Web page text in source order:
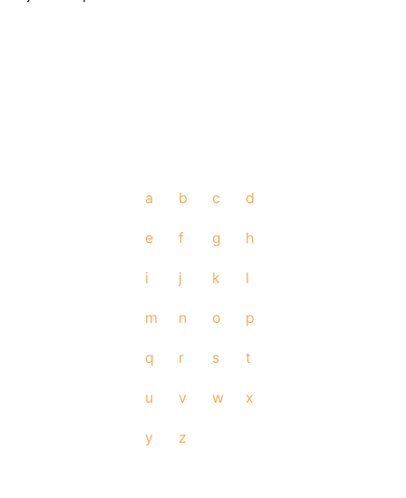
a b c d
e f g h
i j k l
m n o p
q r s t
u v w x
y z